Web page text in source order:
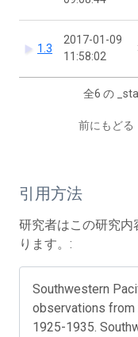
1.3
2017-01-09
11:58:02
全6 の
前にもどる
引用方法
研究者はこの研究
ります。:
Southwestern
observations
1925-1935.